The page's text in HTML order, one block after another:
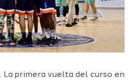
La primera vuelta del curso en